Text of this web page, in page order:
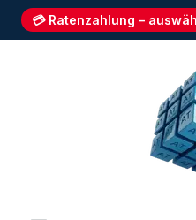
💳 Ratenzahlung –